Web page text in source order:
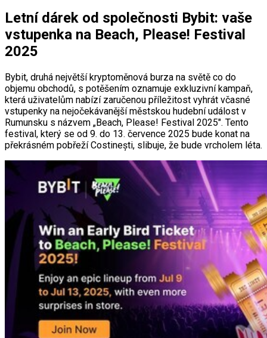
Letní dárek od společnosti Bybit: vaše
vstupenka na Beach, Please! Festival
2025
Bybit, druhá největší kryptoměnová burza na světě co do
objemu obchodů, s potěšením oznamuje exkluzivní kampaň,
která uživatelům nabízí zaručenou příležitost vyhrát včasné
vstupenky na nejočekávanější městskou hudební událost v
Rumunsku s názvem „Beach, Please! Festival 2025". Tento
festival, který se od 9. do 13. července 2025 bude konat na
překrásném pobřeží Costinești, slibuje, že bude vrcholem léta.